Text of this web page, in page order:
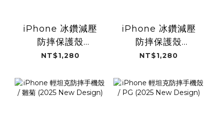
iPhone 冰鑽減壓
防摔保護殼
Magsafe / 醡漿草
Design)
NT$1,280
iPhone 冰鑽減壓
防摔保護殼
Magsafe / 勿忘我
Design)
NT$1,280